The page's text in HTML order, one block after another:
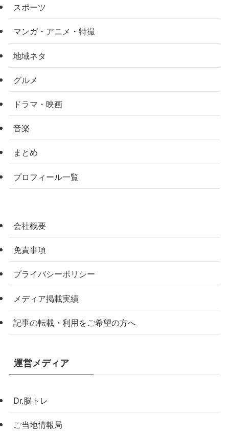
スポーツ
マンガ・アニメ・特撮
地域ネタ
グルメ
ドラマ・映画
音楽
まとめ
プロフィール一覧
会社概要
免責事項
プライバシーポリシー
メディア掲載実績
記事の転載・利用をご希望の方へ
運営メディア
Dr.脳トレ
ご当地情報局